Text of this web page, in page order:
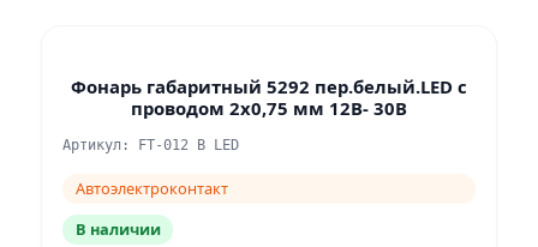
Фонарь габаритный 5292 пер.белый.LED с
проводом 2x0,75 мм 12В- 30В
Артикул: FT-012 B LED
Автоэлектроконтакт
В наличии